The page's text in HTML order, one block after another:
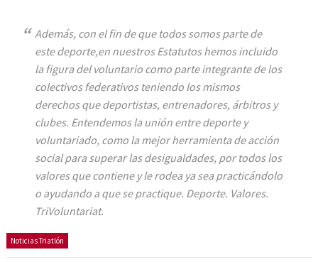
Además, con el fin de que todos somos parte de
este deporte,en nuestros Estatutos hemos incluido
la figura del voluntario como parte integrante de los
colectivos federativos teniendo los mismos
derechos que deportistas, entrenadores, árbitros y
clubes. Entendemos la unión entre deporte y
voluntariado, como la mejor herramienta de acción
social para superar las desigualdades, por todos los
valores que contiene y le rodea ya sea practicándolo
o ayudando a que se practique. Deporte. Valores.
TriVoluntariat.
Noticias Triatlón